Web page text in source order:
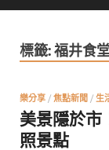
標籤:福井食
樂分享 / 焦點新聞 / 生
美景隱於市
照景點